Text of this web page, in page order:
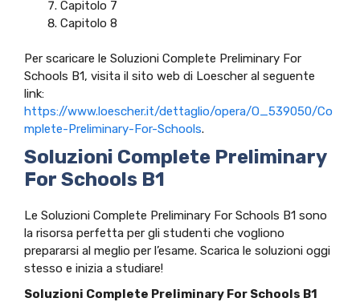
Capitolo 7
Capitolo 8
Per scaricare le Soluzioni Complete Preliminary For
Schools B1, visita il sito web di Loescher al seguente
link:
https://www.loescher.it/dettaglio/opera/O_539050/Co
mplete-Preliminary-For-Schools.
Soluzioni Complete Preliminary
For Schools B1
Le Soluzioni Complete Preliminary For Schools B1 sono
la risorsa perfetta per gli studenti che vogliono
prepararsi al meglio per l’esame. Scarica le soluzioni oggi
stesso e inizia a studiare!
Soluzioni Complete Preliminary For Schools B1